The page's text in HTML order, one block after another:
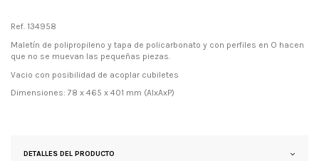
Ref. 134958
Maletín de polipropileno y tapa de policarbonato y con perfiles en O hacen
que no se muevan las pequeñas piezas.
Vacio con posibilidad de acoplar cubiletes
Dimensiones: 78 x 465 x 401 mm (AlxAxP)
DETALLES DEL PRODUCTO